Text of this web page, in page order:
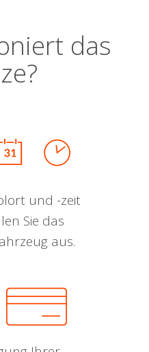
das
und -zeit
Sie das
aus.